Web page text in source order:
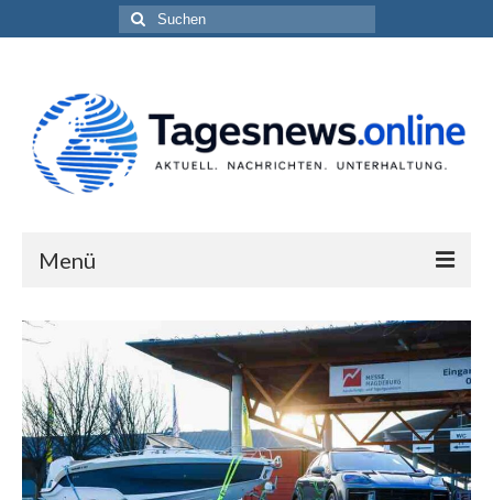
Suchen
nach:
Menü
Impressum
Datenschutzerklärung